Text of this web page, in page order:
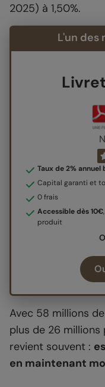
2025) à 1,50%.
L'un des
Taux de 2% annuel
Capital garanti et
0 frais
Accessible dès 10€
produit
Avec 58 millions
plus de 26 millions
revient souvent :
en maintenant